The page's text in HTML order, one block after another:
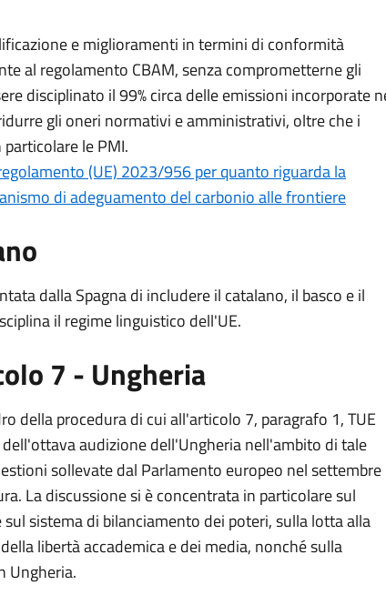
e miglioramenti in termini di conformità
al regolamento CBAM, senza comprometterne gli
disciplinato il 99% circa delle emissioni incorporate
gli oneri normativi e amministrativi, oltre che i
le PMI.
(UE) 2023/956 per quanto riguarda la
di adeguamento del carbonio alle frontiere
dalla Spagna di includere il catalano, il basco e il
il regime linguistico dell'UE.
7 - Ungheria
della procedura di cui all'articolo 7, paragrafo 1, TUE
audizione dell'Ungheria nell'ambito di tale
sollevate dal Parlamento europeo nel settembre
La discussione si è concentrata in particolare sul
sistema di bilanciamento dei poteri, sulla lotta alla
libertà accademica e dei media, nonché sulla
Ungheria.